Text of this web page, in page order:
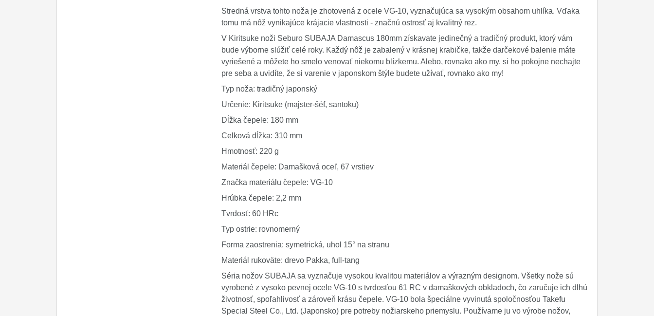
Stredná vrstva tohto noža je zhotovená z ocele VG-10, vyznačujúca sa vysokým obsahom uhlíka. Vďaka
tomu má nôž vynikajúce krájacie vlastnosti - značnú ostrosť aj kvalitný rez.
V Kiritsuke noži Seburo SUBAJA Damascus 180mm získavate jedinečný a tradičný produkt, ktorý vám
bude výborne slúžiť celé roky. Každý nôž je zabalený v krásnej krabičke, takže darčekové balenie máte
vyriešené a môžete ho smelo venovať niekomu blízkemu. Alebo, rovnako ako my, si ho pokojne nechajte
pre seba a uvidíte, že si varenie v japonskom štýle budete užívať, rovnako ako my!
Typ noža: tradičný japonský
Určenie: Kiritsuke (majster-šéf, santoku)
Dĺžka čepele: 180 mm
Celková dĺžka: 310 mm
Hmotnosť: 220 g
Materiál čepele: Damašková oceľ, 67 vrstiev
Značka materiálu čepele: VG-10
Hrúbka čepele: 2,2 mm
Tvrdosť: 60 HRc
Typ ostrie: rovnomerný
Forma zaostrenia: symetrická, uhol 15° na stranu
Materiál rukoväte: drevo Pakka, full-tang
Séria nožov SUBAJA sa vyznačuje vysokou kvalitou materiálov a výrazným designom. Všetky nože sú
vyrobené z vysoko pevnej ocele VG-10 s tvrdosťou 61 RC v damaškových obkladoch, čo zaručuje ich dlhú
životnosť, spoľahlivosť a zároveň krásu čepele. VG-10 bola špeciálne vyvinutá spoločnosťou Takefu
Special Steel Co., Ltd. (Japonsko) pre potreby nožiarskeho priemyslu. Používame ju vo výrobe nožov,